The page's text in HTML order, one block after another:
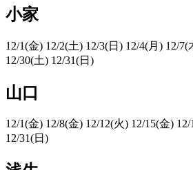
小家
12/1(金) 12/2(土) 12/3(日) 12/4(月) 12/
12/30(土) 12/31(日)
山口
12/1(金) 12/8(金) 12/12(火) 12/15(金)
12/31(日)